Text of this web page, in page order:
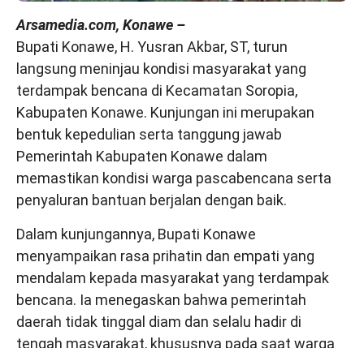
Arsamedia.com, Konawe –
Bupati Konawe, H. Yusran Akbar, ST, turun
langsung meninjau kondisi masyarakat yang
terdampak bencana di Kecamatan Soropia,
Kabupaten Konawe. Kunjungan ini merupakan
bentuk kepedulian serta tanggung jawab
Pemerintah Kabupaten Konawe dalam
memastikan kondisi warga pascabencana serta
penyaluran bantuan berjalan dengan baik.
Dalam kunjungannya, Bupati Konawe
menyampaikan rasa prihatin dan empati yang
mendalam kepada masyarakat yang terdampak
bencana. Ia menegaskan bahwa pemerintah
daerah tidak tinggal diam dan selalu hadir di
tengah masyarakat, khususnya pada saat warga